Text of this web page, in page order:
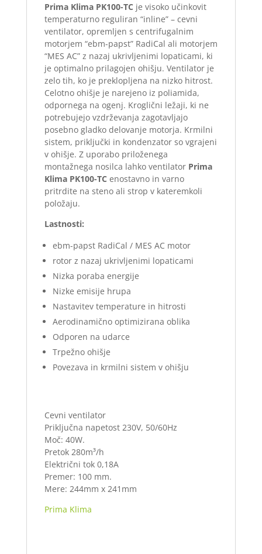
Prima Klima PK100-TC je visoko učinkovit
temperaturno reguliran “inline” – cevni
ventilator, opremljen s centrifugalnim
motorjem “ebm-papst” RadiCal ali motorjem
“MES AC” z nazaj ukrivljenimi lopaticami, ki
je optimalno prilagojen ohišju. Ventilator je
zelo tih, ko je preklopljena na nizko hitrost.
Celotno ohišje je narejeno iz poliamida,
odpornega na ogenj. Kroglični ležaji, ki ne
potrebujejo vzdrževanja zagotavljajo
posebno gladko delovanje motorja. Krmilni
sistem, priključki in kondenzator so vgrajeni
v ohišje. Z uporabo priloženega
montažnega nosilca lahko ventilator Prima
Klima PK100-TC enostavno in varno
pritrdite na steno ali strop v kateremkoli
položaju.
Lastnosti:
ebm-papst RadiCal / MES AC motor
rotor z nazaj ukrivljenimi lopaticami
Nizka poraba energije
Nizke emisije hrupa
Nastavitev temperature in hitrosti
Aerodinamično optimizirana oblika
Odporen na udarce
Trpežno ohišje
Povezava in krmilni sistem v ohišju
Cevni ventilator
Priključna napetost 230V, 50/60Hz
Moč: 40W.
Pretok 280m³/h
Električni tok 0,18A
Premer: 100 mm.
Mere: 244mm x 241mm
Prima Klima